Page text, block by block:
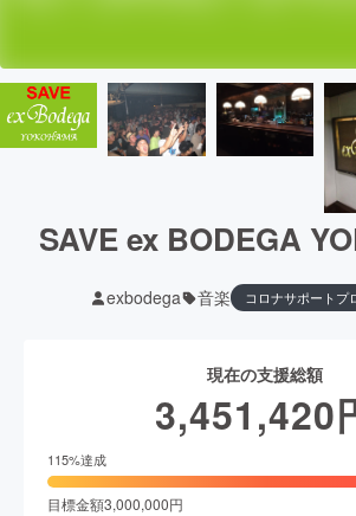
SAVE ex BODEGA
exbodega 音楽 コロナサポートプ
現在の支援総額
3,451,420
115%達成
目標金額3,000,000円